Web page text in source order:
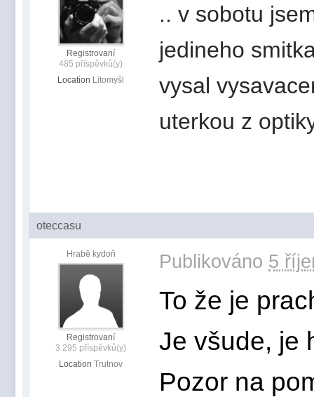
Registrovaní
485 příspěvků(y)
Location Litomyšl
.. v sobotu
jedineho
vysal
uterkou z
oteccasu
Hrabě kydoň
Registrovaní
3 295 příspěvků(y)
Location Trutnov
Publikováno 5
To že je
Je všude, je
Pozor na